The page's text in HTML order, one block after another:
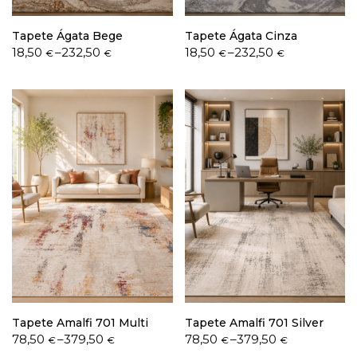
Tapete Ágata Bege
18,50 €–232,50€
Price
through
232,50 €
Tapete Ágata Cinza
18,50 €–232,50 €
Price
through
232,50 €
Tapete Amalfi 701 Multi
78,50 €–379,50€
Price
Tapete Amalfi 701 Silver
78,50 €–379,50 €
Price